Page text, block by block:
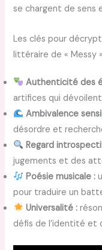
se chargent de sens
Les clés pour
littéraire de « Messy »
Authenticité des
artifices qui
Ambivalence
désordre et
Regard
jugements et des
Poésie musicale :
pour traduire un
Universalité :
défis de l’identité et